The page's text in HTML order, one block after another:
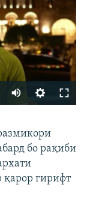
480p
360p
480pбо рақиби
гирифт